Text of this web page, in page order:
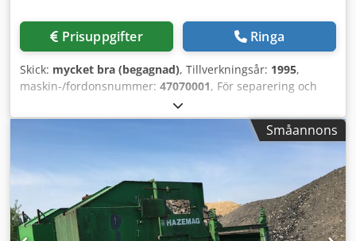
Prisuppgifter Ringa
Skick: mycket bra (begagnad), Tillverkningsår: 1995,
maskin-/fordonsnummer: 47070001, För separering och
avskiljning av lätta och störande material Csdpfx Afjqi Eh
Hs Ujrf Trummans diameter x bredd: 1 400 x 1 200 mm
Vibrationsmatarränna Fläkt med kapacitet V = 7 000 m³/h
inklusive stålkonstruktion, plattform, räcken, etc.
Småannons